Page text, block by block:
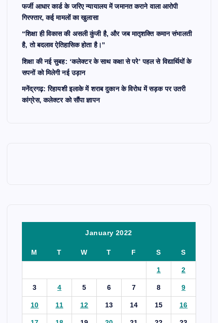
फर्जी आधार कार्ड के जरिए न्यायालय में जमानत कराने वाला आरोपी
गिरफ्तार, कई मामलों का खुलासा
“शिक्षा ही विकास की असली कुंजी है, और जब मातृशक्ति कमान संभालती
है, तो बदलाव ऐतिहासिक होता है।”
शिक्षा की नई सुबह: ‘कलेक्टर के साथ कक्षा से परे’ पहल से विद्यार्थियों के
सपनों को मिलेगी नई उड़ान
मनेंद्रगढ़: रिहायशी इलाके में शराब दुकान के विरोध में सड़क पर उतरी
कांग्रेस, कलेक्टर को सौंपा ज्ञापन
January 2022
M T W T F S S
1 2
3 4 5 6 7 8 9
10 11 12 13 14 15 16